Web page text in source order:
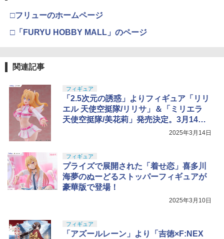
□フリューのホームページ
□「FURYU HOBBY MALL」のページ
関連記事
フィギュア
「2.5次元の誘惑」よりフィギュア「リリ
エル 天使空挺隊/リリサ」＆「ミリエラ
天使空挺隊/美花莉」発売決定。3月14日1
2025年3月14日
フィギュア
プライズで展開された「着せ恋」喜多川
海夢のぬーどるストッパーフィギュアが
豪華版で登場！
2025年3月10日
フィギュア
「アズールレーン」より「吉徳×F:NEX